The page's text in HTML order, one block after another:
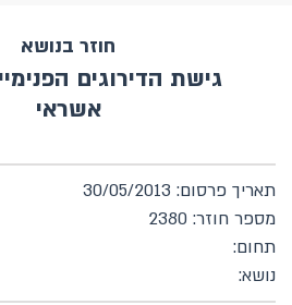
חוזר בנושא
גישת הדירוגים
אשראי
תאריך פרסום: 30/05/2013
מספר חוזר: 2380
תחום:
נושא: